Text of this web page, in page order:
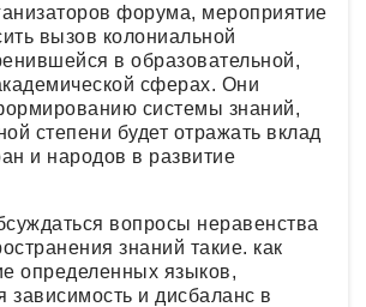
форума, мероприятие
вызов колониальной
в образовательной,
сферах. Они
системы знаний,
степени будет отражать вклад
и народов в развитие
вопросы неравенства
знаний такие. как
определенных языков,
зависимость и дисбаланс в